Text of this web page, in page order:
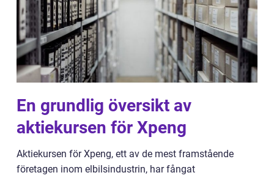
En grundlig översikt av
aktiekursen för Xpeng
Aktiekursen för Xpeng, ett av de mest framstående
företagen inom elbilsindustrin, har fångat